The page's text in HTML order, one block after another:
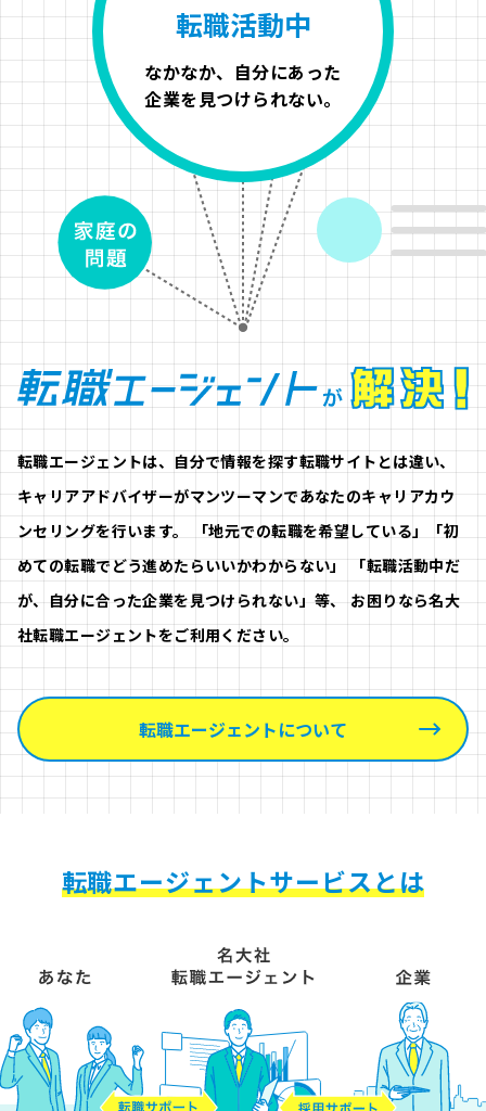
転職活動中
なかなか、自分にあった
企業を見つけられない。
転職エージェントは、自分で情報を探す転職サイトとは違い、
キャリアアドバイザーがマンツーマンであなたのキャリアカウ
ンセリングを行います。
「地元での転職を希望している」「初
めての転職でどう進めたらいいかわからない」
「転職活動中だ
が、自分に合った企業を見つけられない」等、
お困りなら名大
社転職エージェントをご利用ください。
転職エージェントについて
転職エージェントサービスとは